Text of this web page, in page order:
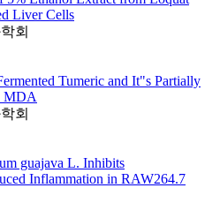
Liver Cells
회
Tumeric and It"s Partially
MDA
회
guajava L. Inhibits
Inflammation in RAW264.7